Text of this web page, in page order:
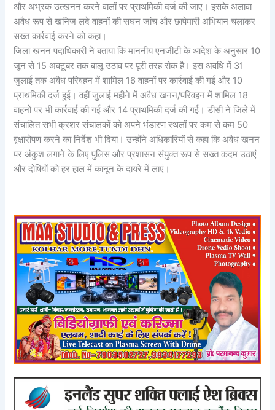
और अभ्रक उत्खनन करने वालों पर प्राथमिकी दर्ज की जाए। इसके अलावा
अवैध रूप से खनिज लदे वाहनों की सघन जांच और छापेमारी अभियान चलाकर
सख्त कार्रवाई करने को कहा।
जिला खनन पदाधिकारी ने बताया कि माननीय एनजीटी के आदेश के अनुसार 10
जून से 15 अक्टूबर तक बालू उठाव पर पूरी तरह रोक है। इस अवधि में 31
जुलाई तक अवैध परिवहन में शामिल 16 वाहनों पर कार्रवाई की गई और 10
प्राथमिकी दर्ज हुई। वहीं जुलाई महीने में अवैध खनन/परिवहन में शामिल 18
वाहनों पर भी कार्रवाई की गई और 14 प्राथमिकी दर्ज की गई। डीसी ने जिले में
संचालित सभी क्रशर संचालकों को अपने भंडारण स्थलों पर कम से कम 50
वृक्षारोपण करने का निर्देश भी दिया। उन्होंने अधिकारियों से कहा कि अवैध खनन
पर अंकुश लगाने के लिए पुलिस और प्रशासन संयुक्त रूप से सख्त कदम उठाएं
और दोषियों को हर हाल में कानून के दायरे में लाएं।